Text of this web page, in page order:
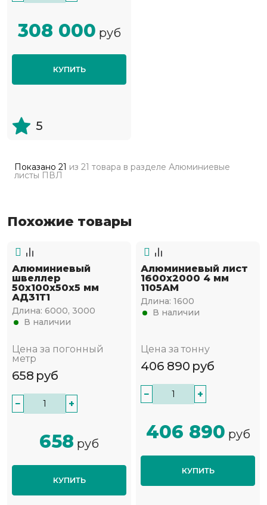
308 000 руб
КУПИТЬ
5
Показано 21 из 21 товара в разделе Алюминиевые
листы ПВЛ
Похожие товары
Алюминиевый
швеллер
50х100х50х5 мм
АД31Т1
Длина: 6000, 3000
В наличии
Цена за погонный
метр
658 руб
− +
658 руб
КУПИТЬ
Алюминиевый лист
1600х2000 4 мм
1105АМ
Длина: 1600
В наличии
Цена за тонну
406 890 руб
− +
406 890 руб
КУПИТЬ